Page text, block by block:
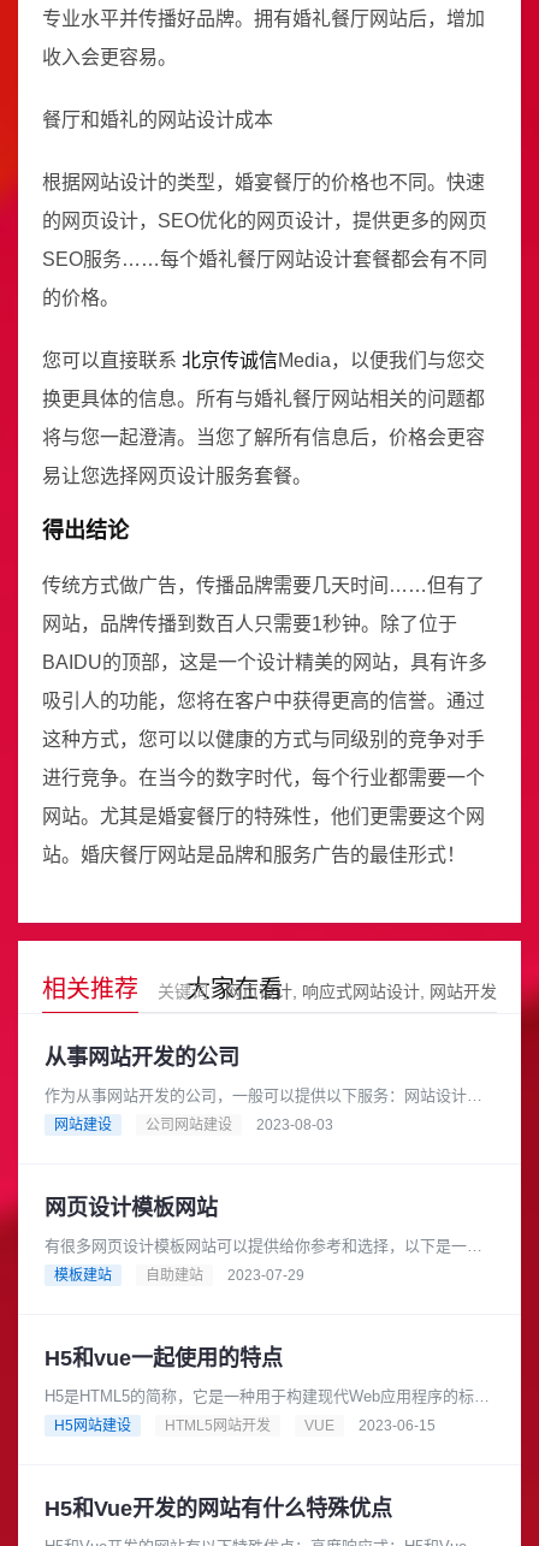
专业水平并传播好品牌。拥有婚礼餐厅网站后，增加
收入会更容易。
餐厅和婚礼的网站设计成本
根据网站设计的类型，婚宴餐厅的价格也不同。快速
的网页设计，SEO优化的网页设计，提供更多的网页
SEO服务……每个婚礼餐厅网站设计套餐都会有不同
的价格。
您可以直接联系 北京传诚信Media，以便我们与您交
换更具体的信息。所有与婚礼餐厅网站相关的问题都
将与您一起澄清。当您了解所有信息后，价格会更容
易让您选择网页设计服务套餐。
得出结论
传统方式做广告，传播品牌需要几天时间……但有了
网站，品牌传播到数百人只需要1秒钟。除了位于
BAIDU的顶部，这是一个设计精美的网站，具有许多
吸引人的功能，您将在客户中获得更高的信誉。通过
这种方式，您可以以健康的方式与同级别的竞争对手
进行竞争。在当今的数字时代，每个行业都需要一个
网站。尤其是婚宴餐厅的特殊性，他们更需要这个网
站。婚庆餐厅网站是品牌和服务广告的最佳形式！
相关推荐 大家在看
关键词：网页设计 响应式网站设计 网站开发
从事网站开发的公司
作为从事网站开发的公司，一般可以提供以下服务：网站设计与
开发：根据客户需求，设计和建立符合其品牌形象和目标的网
网站建设 公司网站建设 2023-08-03
网页设计模板网站
有很多网页设计模板网站可以提供给你参考和选择，以下是一些
比较知名的网站：ThemeFest：https:themefest.Template......
模板建站 自助建站 2023-07-29
H5和vue一起使用的特点
H5是HTML5的简称，它是一种用于构建现代Web应用程序的标
准。Vue可以与H5无缝集成，从而为开发人员提供了许多特点，
H5网站建设 HTML5网站开发 VUE 2023-06-15
H5和Vue开发的网站有什么特殊优点